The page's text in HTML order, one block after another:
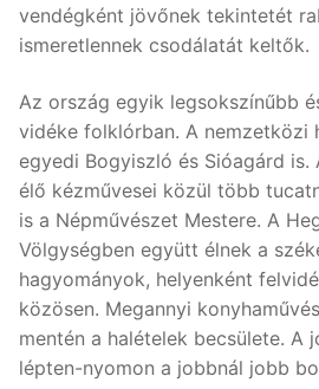
vendégként jövőnek tekintetét
ismeretlennek csodálatát keltők.
Az ország egyik legsokszínűbb
vidéke folklórban. A nemzetközi
egyedi Bogyiszló és Sióagárd is.
élő kézművesei közül több
is a Népművészet Mestere. A
Völgységben együtt élnek a
hagyományok, helyenként
közösen. Megannyi
mentén a halételek becsülete. A
lépten-nyomon a jobbnál jobb